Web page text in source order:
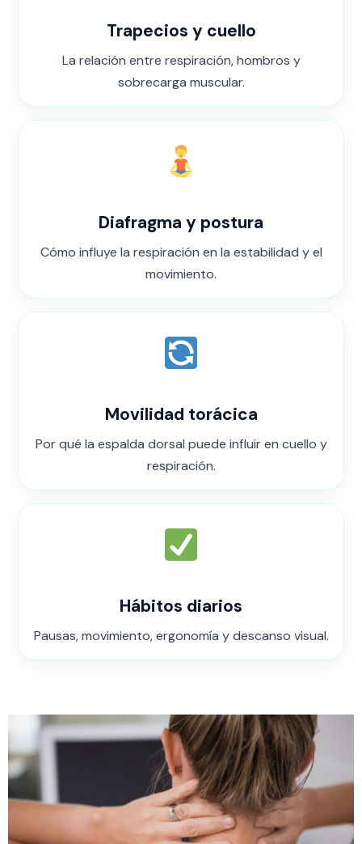
Trapecios y cuello
La relación entre respiración, hombros y
sobrecarga muscular.
Diafragma y postura
Cómo influye la respiración en la estabilidad y el
movimiento.
Movilidad torácica
Por qué la espalda dorsal puede influir en cuello y
respiración.
Hábitos diarios
Pausas, movimiento, ergonomía y descanso visual.